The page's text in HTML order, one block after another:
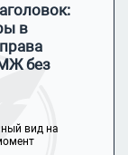
в
без
вид на